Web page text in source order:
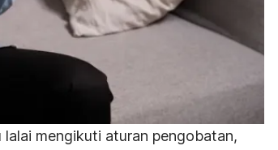
lalai mengikuti aturan pengobatan,